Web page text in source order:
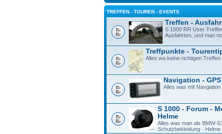
TREFFEN - TOUREN - EVENTS
Treffen -
S 1000 RR User
Ausfahrten, und man
Treffpunkte -
Alles wa keine richtigen Treffen
Navigation - GPS
Alles was mit
S 1000 - Forum -
Helme
Alles was man als BMW-
Schutzbekleidung -